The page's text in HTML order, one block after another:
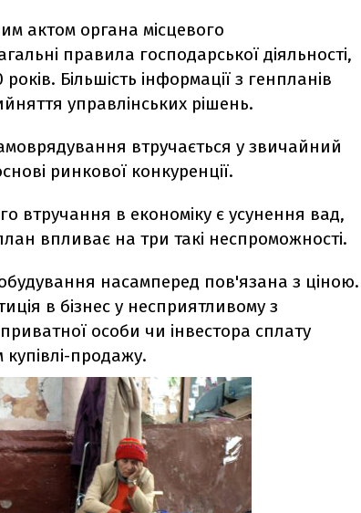
актом органа місцевого
правила господарської діяльності,
Більшість інформації з генпланів
управлінських рішень.
втручається у звичайний
ринкової конкуренції.
втручання в економіку є усунення вад,
впливає на три такі неспроможності.
насамперед пов'язана з ціною.
в бізнес у несприятливому з
особи чи інвестора сплату
продажу.